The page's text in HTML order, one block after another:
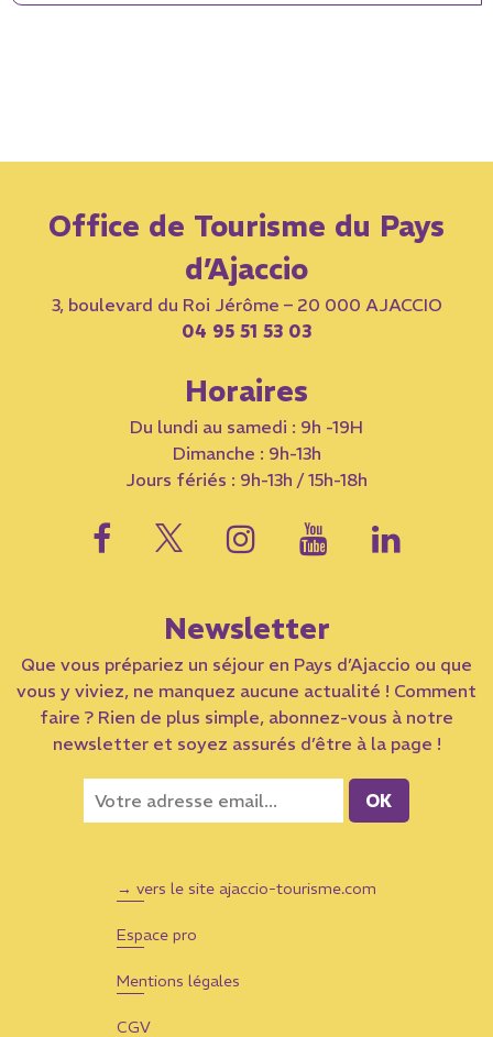
Office de Tourisme du Pays
d’Ajaccio
3, boulevard du Roi Jérôme – 20 000 AJACCIO
04 95 51 53 03
Horaires
Du lundi au samedi : 9h -19H
Dimanche : 9h-13h
Jours fériés : 9h-13h / 15h-18h
Newsletter
Que vous prépariez un séjour en Pays d’Ajaccio ou que
vous y viviez, ne manquez aucune actualité ! Comment
faire ? Rien de plus simple, abonnez-vous à notre
newsletter et soyez assurés d’être à la page !
→ vers le site ajaccio-tourisme.com
Espace pro
Mentions légales
CGV